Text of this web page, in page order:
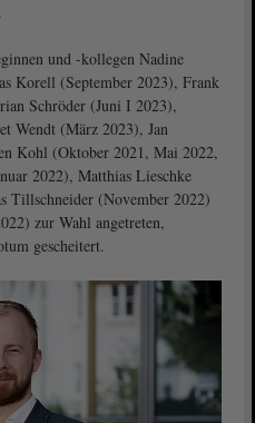
und -kollegen Nadine
Korell (September 2023), Frank
Schröder (Juni I 2023),
Wendt (März 2023), Jan
Kohl (Oktober 2021, Mai 2022,
2022), Matthias Lieschke
Tillschneider (November 2022)
zur Wahl angetreten,
gescheitert.